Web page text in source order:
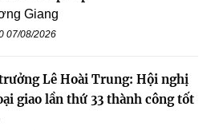
Giang
07/08/2026
Lê Hoài Trung: Hội nghị
giao lần thứ 33 thành công tốt